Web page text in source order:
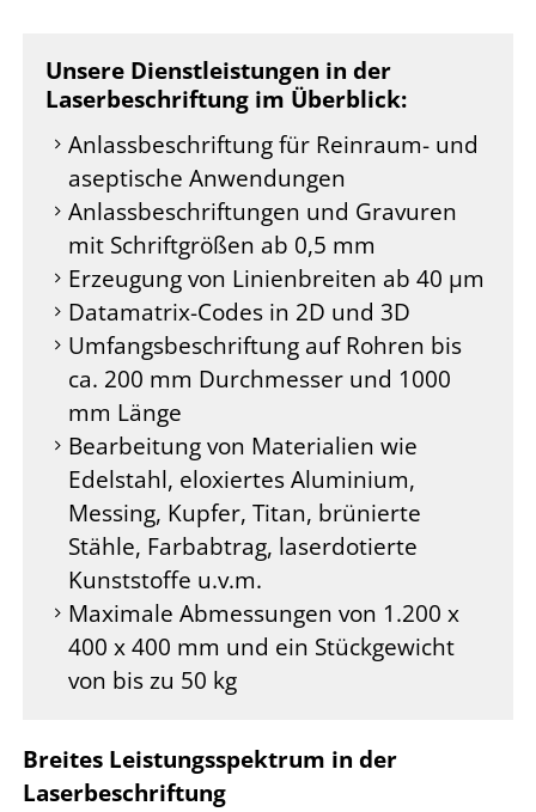
Unsere Dienstleistungen in der
Laserbeschriftung im Überblick:
Anlassbeschriftung für Reinraum- und
aseptische Anwendungen
Anlassbeschriftungen und Gravuren
mit Schriftgrößen ab 0,5 mm
Erzeugung von Linienbreiten ab 40 µm
Datamatrix-Codes in 2D und 3D
Umfangsbeschriftung auf Rohren bis
ca. 200 mm Durchmesser und 1000
mm Länge
Bearbeitung von Materialien wie
Edelstahl, eloxiertes Aluminium,
Messing, Kupfer, Titan, brünierte
Stähle, Farbabtrag, laserdotierte
Kunststoffe u.v.m.
Maximale Abmessungen von 1.200 x
400 x 400 mm und ein Stückgewicht
von bis zu 50 kg
Breites Leistungsspektrum in der
Laserbeschriftung